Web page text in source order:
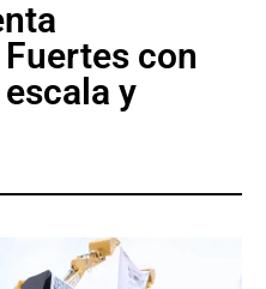
con
y